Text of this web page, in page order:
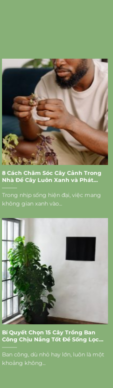
8 Cách Chăm Sóc Cây Cảnh Trong
Nhà Để Cây Luôn Xanh và Phát
Triển Tốt
Trong nhịp sống hiện đại, việc mang
không gian xanh vào...
Bí Quyết Chọn 15 Cây Trồng Ban
Công Chịu Nắng Tốt Để Sống Lọc
Bụi, Mang Vượng Khí Vào Nhà
Ban công, dù nhỏ hay lớn, luôn là một
khoảng không...